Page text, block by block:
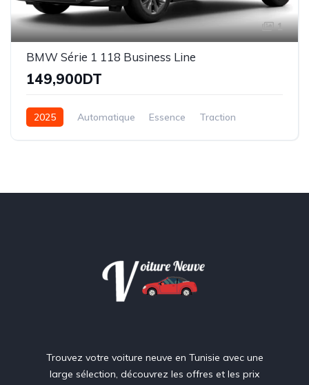
1
BMW Série 1 118 Business Line
149,900DT
2025 Automatique Essence Traction
Trouvez votre voiture neuve en Tunisie avec une
large sélection, découvrez les offres et les prix